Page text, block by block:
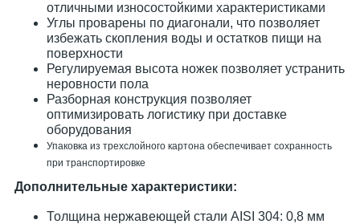
отличными износостойкими характеристиками
Углы проварены по диагонали, что позволяет
избежать скопления воды и остатков пищи на
поверхности
Регулируемая высота ножек позволяет устранить
неровности пола
Разборная конструкция позволяет
оптимизировать логистику при доставке
оборудования
Упаковка из трехслойного картона обеспечивает сохранность
при транспортировке
Дополнительные характеристики:
Толщина нержавеющей стали AISI 304: 0,8 мм